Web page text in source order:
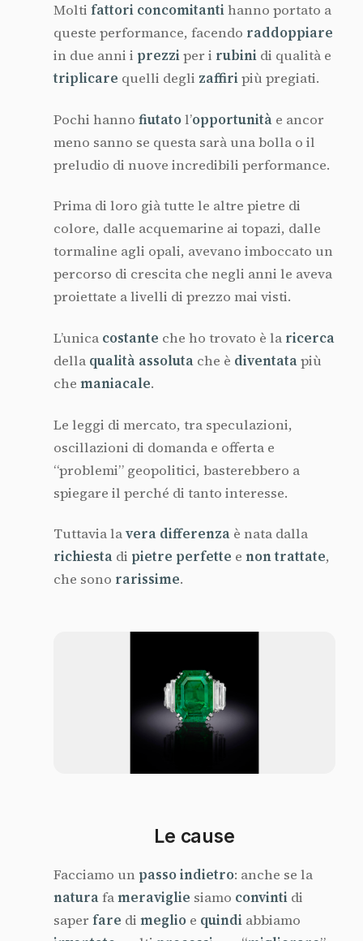
Molti fattori concomitantihanno portato a
queste performance, facendo raddoppiare
in due anni i prezziper i rubini di qualità e
triplicare quelli degli zaffiripiù pregiati.
Pochi hanno fiutatol’opportunità e ancor
meno sanno se questa sarà una bolla o il
preludio di nuove incredibili performance.
Prima di loro già tutte le altre pietre di
colore, dalle acquemarine ai topazi, dalle
tormaline agli opali, avevano imboccato un
percorso di crescita che negli anni le aveva
proiettate a livelli di prezzo mai visti.
L’unica costante che ho trovato è la ricerca
della qualità assoluta che è diventatapiù
che maniacale.
Le leggi di mercato, tra speculazioni,
oscillazioni di domanda e offerta e
“problemi” geopolitici, basterebbero a
spiegare il perché di tanto interesse.
Tuttavia lavera differenza è nata dalla
richiesta di pietre perfette e non trattate,
che sono rarissime.
Le cause
Facciamo un passo indietro: anche se la
naturafameraviglie siamo convinti di
saperfare di meglio e quindi abbiamo